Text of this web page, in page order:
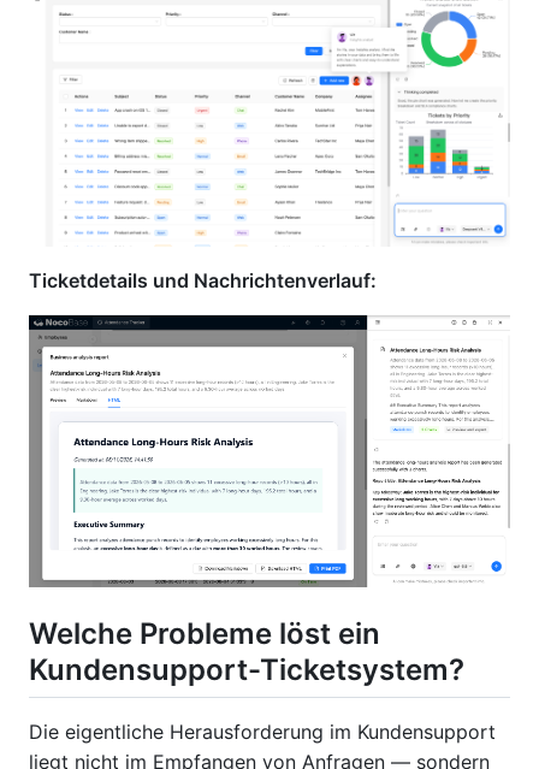
Ticketdetails und Nachrichtenverlauf:
Welche Probleme löst ein
Kundensupport-Ticketsystem?
Die eigentliche Herausforderung im Kundensupport
liegt nicht im Empfangen von Anfragen — sondern